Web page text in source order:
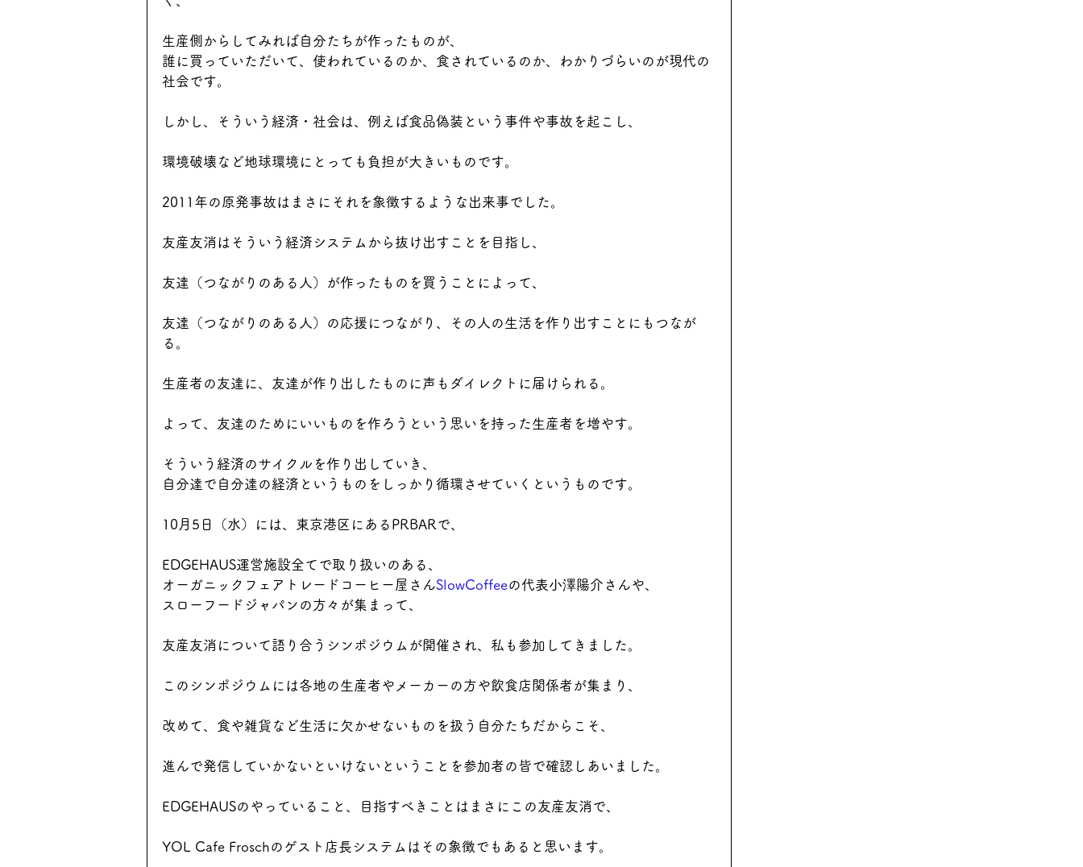
生産側からしてみれば自分たちが作ったものが、
誰に買っていただいて、使われているのか、食されているのか、わかりづらいのが現代の
社会です。
しかし、そういう経済・社会は、例えば食品偽装という事件や事故を起こし、
環境破壊など地球環境にとっても負担が大きいものです。
2011年の原発事故はまさにそれを象徴するような出来事でした。
友産友消はそういう経済システムから抜け出すことを目指し、
友達（つながりのある人）が作ったものを買うことによって、
友達（つながりのある人）の応援につながり、その人の生活を作り出すことにもつなが
る。
生産者の友達に、友達が作り出したものに声もダイレクトに届けられる。
よって、友達のためにいいものを作ろうという思いを持った生産者を増やす。
そういう経済のサイクルを作り出していき、
自分達で自分達の経済というものをしっかり循環させていくというものです。
10月5日（水）には、東京港区にあるPRBARで、
EDGEHAUS運営施設全てで取り扱いのある、
オーガニックフェアトレードコーヒー屋さんSlowCoffeeの代表小澤陽介さんや、
スローフードジャパンの方々が集まって、
友産友消について語り合うシンポジウムが開催され、私も参加してきました。
このシンポジウムには各地の生産者やメーカーの方や飲食店関係者が集まり、
改めて、食や雑貨など生活に欠かせないものを扱う自分たちだからこそ、
進んで発信していかないといけないということを参加者の皆で確認しあいました。
EDGEHAUSのやっていること、目指すべきことはまさにこの友産友消で、
YOL Cafe Froschのゲスト店長システムはその象徴でもあると思います。